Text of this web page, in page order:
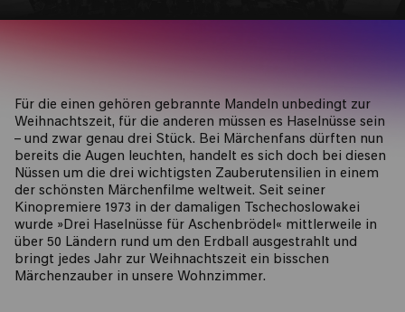
Für die einen gehören gebrannte Mandeln unbedingt zur
Weihnachtszeit, für die anderen müssen es Haselnüsse sein
– und zwar genau drei Stück. Bei Märchenfans dürften nun
bereits die Augen leuchten, handelt es sich doch bei diesen
Nüssen um die drei wichtigsten Zauberutensilien in einem
der schönsten Märchenfilme weltweit. Seit seiner
Kinopremiere 1973 in der damaligen Tschechoslowakei
wurde »Drei Haselnüsse für Aschenbrödel« mittlerweile in
über 50 Ländern rund um den Erdball ausgestrahlt und
bringt jedes Jahr zur Weihnachtszeit ein bisschen
Märchenzauber in unsere Wohnzimmer.